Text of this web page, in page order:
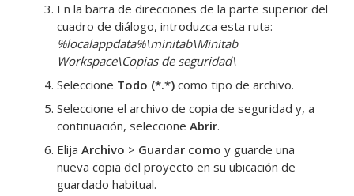
En la barra de direcciones de la parte superior del
cuadro de diálogo, introduzca esta ruta:
%localappdata%\minitab\Minitab
Workspace\Copias de seguridad\
Seleccione Todo (*.*) como tipo de archivo.
Seleccione el archivo de copia de seguridad y, a
continuación, seleccione Abrir.
Elija Archivo > Guardar como y guarde una
nueva copia del proyecto en su ubicación de
guardado habitual.